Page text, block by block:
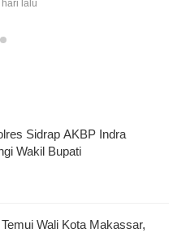
hari lalu
Sidrap AKBP Indra
Wakil Bupati
Wali Kota Makassar,